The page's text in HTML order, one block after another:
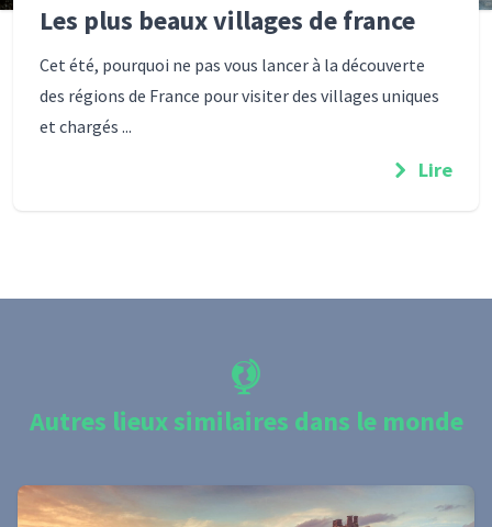
Les plus beaux villages de france
Cet été, pourquoi ne pas vous lancer à la découverte
des régions de France pour visiter des villages uniques
et chargés ...
Lire
Autres lieux similaires dans le monde